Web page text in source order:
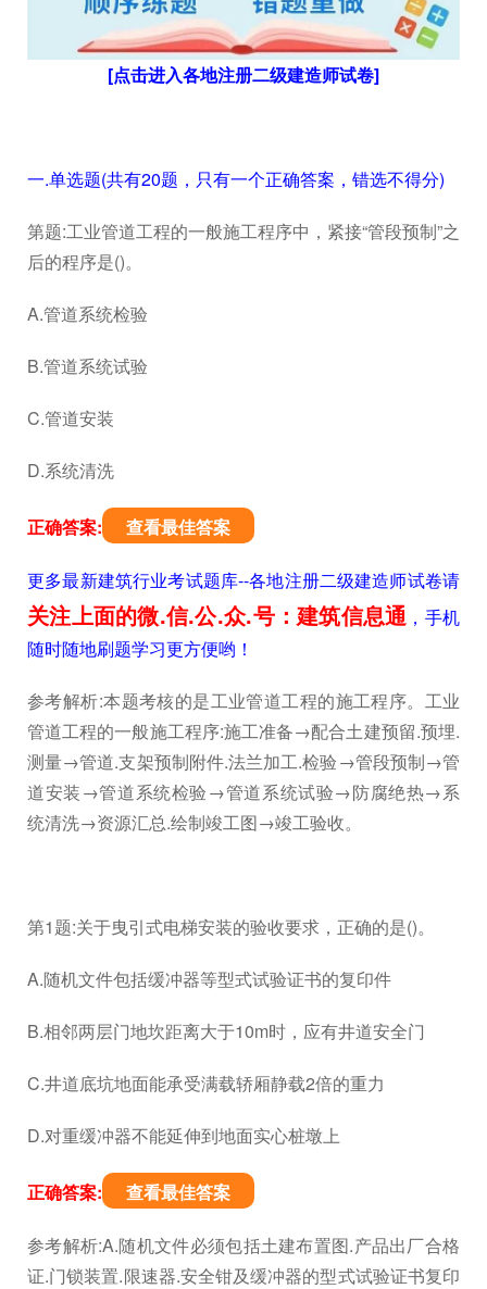
[点击进入各地注册二级建造师试卷]
一.单选题(共有20题，只有一个正确答案，错选不得分)
第题:工业管道工程的一般施工程序中，紧接“管段预制”之
后的程序是()。
A.管道系统检验
B.管道系统试验
C.管道安装
D.系统清洗
正确答案: 查看最佳答案
更多最新建筑行业考试题库--各地注册二级建造师试卷请
关注上面的微.信.公.众.号：建筑信息通，手机
随时随地刷题学习更方便哟！
参考解析:本题考核的是工业管道工程的施工程序。工业
管道工程的一般施工程序:施工准备→配合土建预留.预埋.
测量→管道.支架预制附件.法兰加工.检验→管段预制→管
道安装→管道系统检验→管道系统试验→防腐绝热→系
统清洗→资源汇总.绘制竣工图→竣工验收。
第1题:关于曳引式电梯安装的验收要求，正确的是()。
A.随机文件包括缓冲器等型式试验证书的复印件
B.相邻两层门地坎距离大于10m时，应有井道安全门
C.井道底坑地面能承受满载轿厢静载2倍的重力
D.对重缓冲器不能延伸到地面实心桩墩上
正确答案: 查看最佳答案
参考解析:A.随机文件必须包括土建布置图.产品出厂合格
证.门锁装置.限速器.安全钳及缓冲器的型式试验证书复印